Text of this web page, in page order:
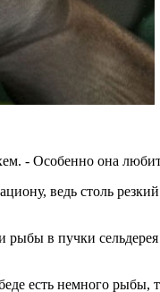
- Особенно она
ведь столь
рыбы в пучки
есть немного рыбы,